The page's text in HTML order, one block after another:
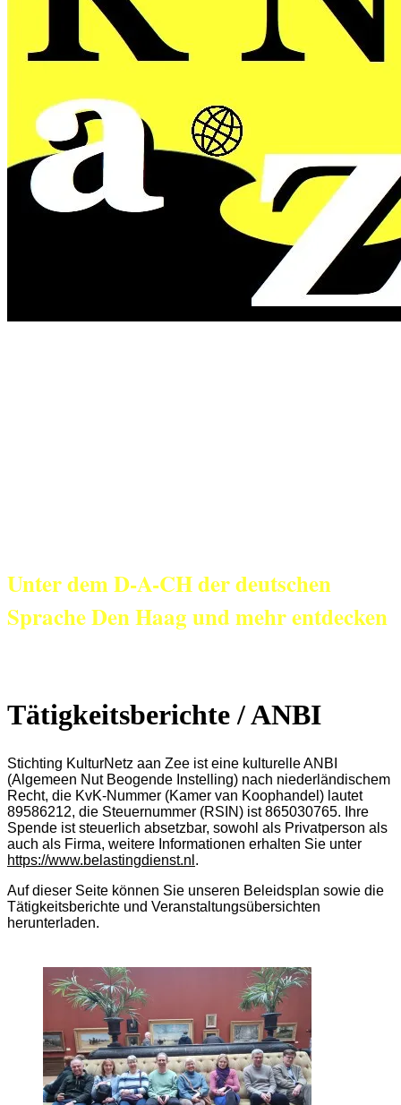
Unter dem D-A-CH der deutschen
Sprache Den Haag und mehr entdecken
Tätigkeitsberichte / ANBI
Stichting KulturNetz aan Zee isteine kulturelle ANBI
(Algemeen Nut Beogende Instelling) nach niederländischem
Recht, die KvK-Nummer (Kamer van Koophandel) lautet
89586212, die Steuernummer (RSIN) ist865030765. Ihre
Spende ist steuerlich absetzbar, sowohl als Privatperson als
auch als Firma, weitere Informationen erhalten Sie unter
https://www.belastingdienst.nl .
Auf dieser Seite können Sie unseren Beleidsplan sowie die
Tätigkeitsberichte und Veranstaltungsübersichten
herunterladen.